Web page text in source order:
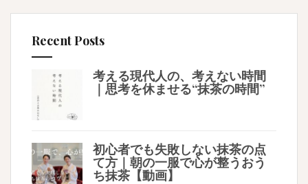
Recent Posts
考える現代人の、考えない時間
｜思考を休ませる“抹茶の時間”
初心者でも失敗しない抹茶の点
て方｜朝の一服で心が整うおう
ち抹茶【動画】